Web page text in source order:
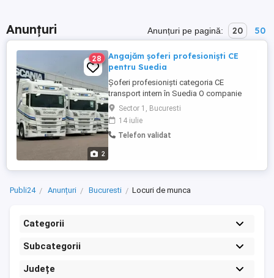
Anunțuri Anunțuri pe pagină: 20 50
2
28
Angajăm șoferi profesioniști CE
pentru Suedia
Șoferi profesioniști categoria CE
transport intern în Suedia O companie
suedeză de transport, bine stabilită, cu
sediul în Malmö, caută șoferi de camion
experimentați, responsabili și
profesioniști, cu permis categoria CE,
Sector 1, Bucuresti
14 iulie
Telefon validat
Publi24 Anunțuri Bucuresti Locuri de munca
Categorii
Subcategorii
Județe